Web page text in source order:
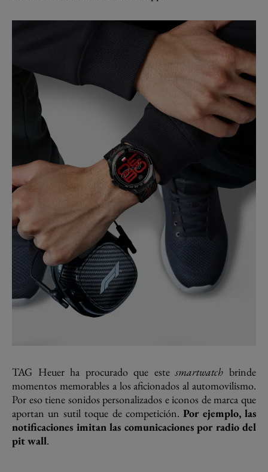
TAG Heuer ha procurado que estesmartwatch brinde
momentos memorables a los aficionados al automovilismo.
Por eso tiene sonidos personalizados e iconos de marca que
aportan un sutil toque de competición.Por ejemplo, las
notificaciones imitan las comunicaciones por radio del
pit wall.